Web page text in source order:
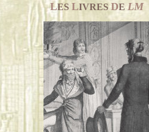
LES LIVRESDE LM